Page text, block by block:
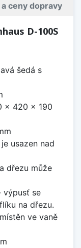
ceny dopravy
D-100S
šedá s
x 420 x 190
usazen nad
dřezu může
výpusť se
na dřezu.
ve vaně